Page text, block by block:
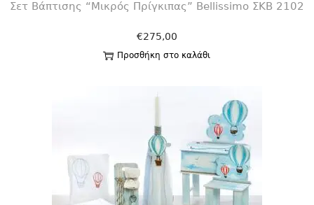
Σετ Βάπτισης “Μικρός Πρίγκιπας” Bellissimo ΣΚΒ 2102
€275,00
Προσθήκη στο καλάθι